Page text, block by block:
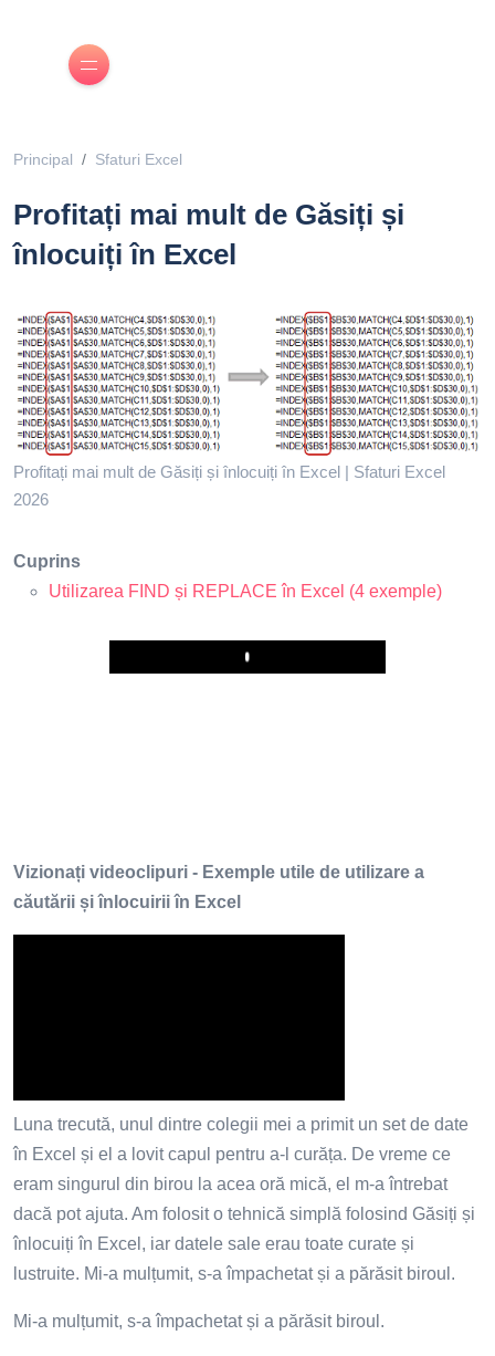
Principal Sfaturi Excel
Profitați mai mult de Găsiți și
înlocuiți în Excel
Profitați mai mult de Găsiți și înlocuiți în Excel | Sfaturi Excel
2026
Cuprins
Utilizarea FIND și REPLACE în Excel (4 exemple)
Play
Vizionați videoclipuri - Exemple utile de utilizare a
căutării și înlocuirii în Excel
Luna trecută, unul dintre colegii mei a primit un set de date
în Excel și el a lovit capul pentru a-l curăța. De vreme ce
eram singurul din birou la acea oră mică, el m-a întrebat
dacă pot ajuta. Am folosit o tehnică simplă folosind Găsiți și
înlocuiți în Excel, iar datele sale erau toate curate și
lustruite. Mi-a mulțumit, s-a împachetat și a părăsit biroul.
Mi-a mulțumit, s-a împachetat și a părăsit biroul.